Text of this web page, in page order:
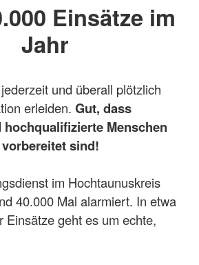
Einsätze im
Jahr
und überall plötzlich
erleiden. Gut, dass
Menschen
sind!
im Hochtaunuskreis
40.000 Mal alarmiert. In etwa
Einsätze geht es um echte,